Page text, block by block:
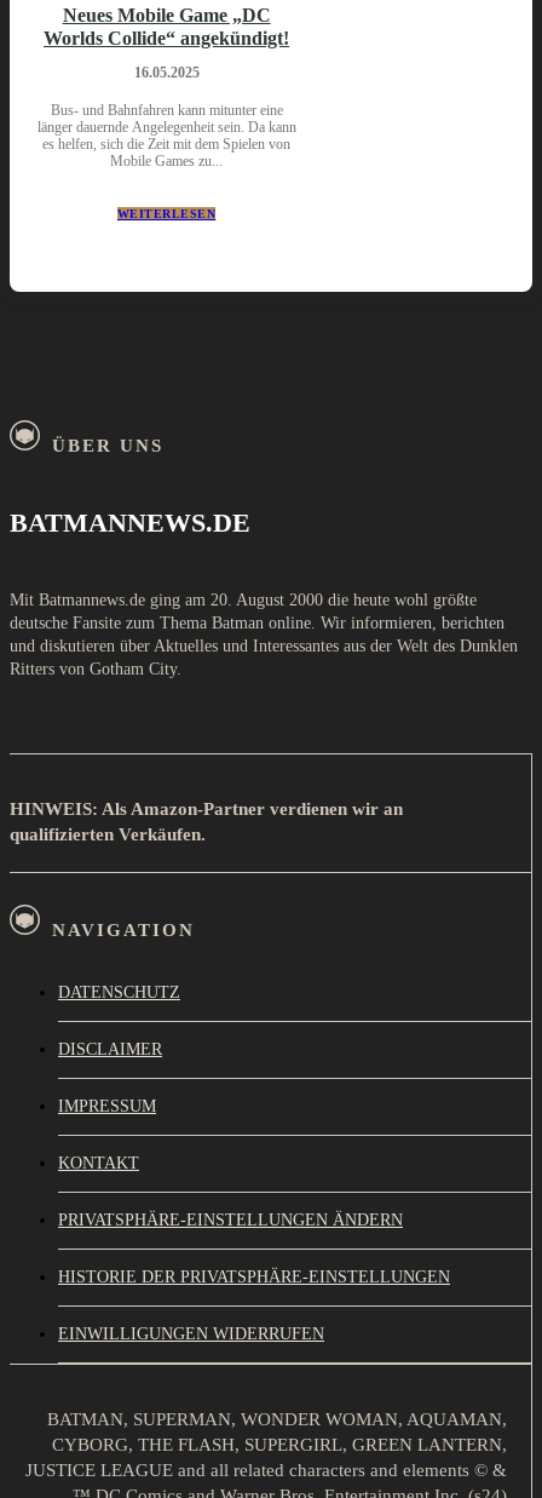
Neues Mobile Game „DC
Worlds Collide“ angekündigt!
16.05.2025
Bus- und Bahnfahren kann mitunter eine
länger dauernde Angelegenheit sein. Da kann
es helfen, sich die Zeit mit dem Spielen von
Mobile Games zu...
WEITERLESEN
ÜBER UNS
BATMANNEWS.DE
Mit Batmannews.de ging am 20. August 2000 die heute wohl größte
deutsche Fansite zum Thema Batman online. Wir informieren, berichten
und diskutieren über Aktuelles und Interessantes aus der Welt des Dunklen
Ritters von Gotham City.
HINWEIS: Als Amazon-Partner verdienen wir an
qualifizierten Verkäufen.
NAVIGATION
DATENSCHUTZ
DISCLAIMER
IMPRESSUM
KONTAKT
PRIVATSPHÄRE-EINSTELLUNGEN ÄNDERN
HISTORIE DER PRIVATSPHÄRE-EINSTELLUNGEN
EINWILLIGUNGEN WIDERRUFEN
BATMAN, SUPERMAN, WONDER WOMAN, AQUAMAN,
CYBORG, THE FLASH, SUPERGIRL, GREEN LANTERN,
JUSTICE LEAGUE and all related characters and elements © &